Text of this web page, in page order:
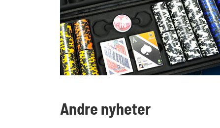
Andre nyheter